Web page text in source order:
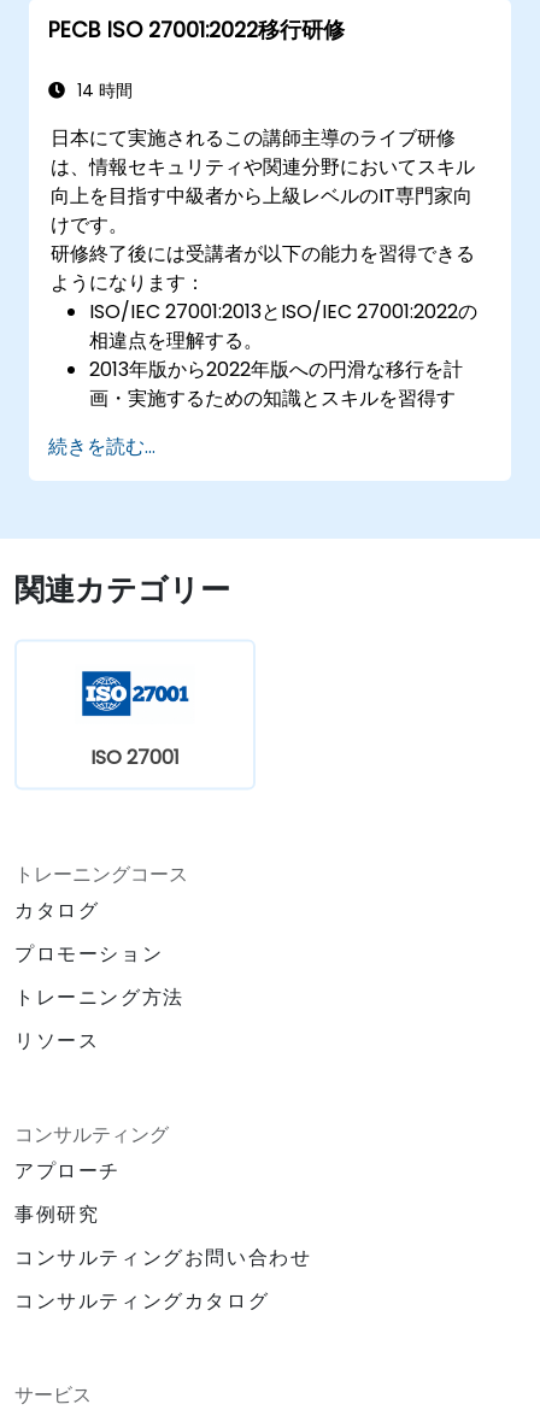
PECB ISO 27001:2022移行研修
14 時間
日本にて実施されるこの講師主導のライブ研修
は、情報セキュリティや関連分野においてスキル
向上を目指す中級者から上級レベルのIT専門家向
けです。
研修終了後には受講者が以下の能力を習得できる
ようになります：
ISO/IEC 27001:2013とISO/IEC 27001:2022の
相違点を理解する。
2013年版から2022年版への円滑な移行を計
画・実施するための知識とスキルを習得す
実務環境においてこの知識を応用し、各自の
組織内でのスムーズな移行を実現する。
続きを読む...
関連カテゴリー
ISO 27001
トレーニングコース
カタログ
プロモーション
トレーニング方法
リソース
コンサルティング
アプローチ
事例研究
コンサルティングお問い合わせ
コンサルティングカタログ
サービス